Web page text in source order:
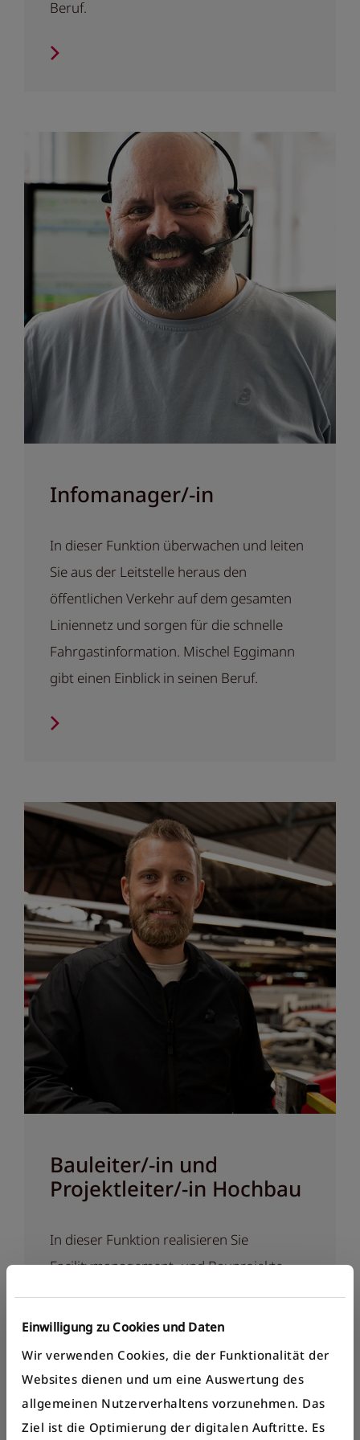
Einwilligung zu Cookies und Daten
Wir verwenden Cookies, die der Funktionalität der
Websites dienen und um eine Auswertung des
allgemeinen Nutzerverhaltens vorzunehmen. Das
Ziel ist die Optimierung der digitalen Auftritte. Es
Beruf.
Infomanager/-in
In dieser Funktion überwachen und leiten
Sie aus der Leitstelle heraus den
öffentlichen Verkehr auf dem gesamten
Liniennetz und sorgen für die schnelle
Fahrgastinformation. Mischel Eggimann
gibt einen Einblick in seinen Beruf.
Bauleiter/-in und
Projektleiter/-in Hochbau
In dieser Funktion realisieren Sie
Facilitymanagement- und Bauprojekte.
Raffael Steiner gibt einen Einblick in seinen
Beruf.